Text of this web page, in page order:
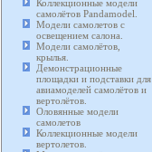
Коллекционные модели
самолётов Pandamodel.
Модели самолетов с
освещением салона.
Модели самолётов,
крылья.
Демонстрационные
площадки и подставки для
авиамоделей самолётов и
вертолётов.
Оловянные модели
самолетов
Коллекционные модели
вертолетов.